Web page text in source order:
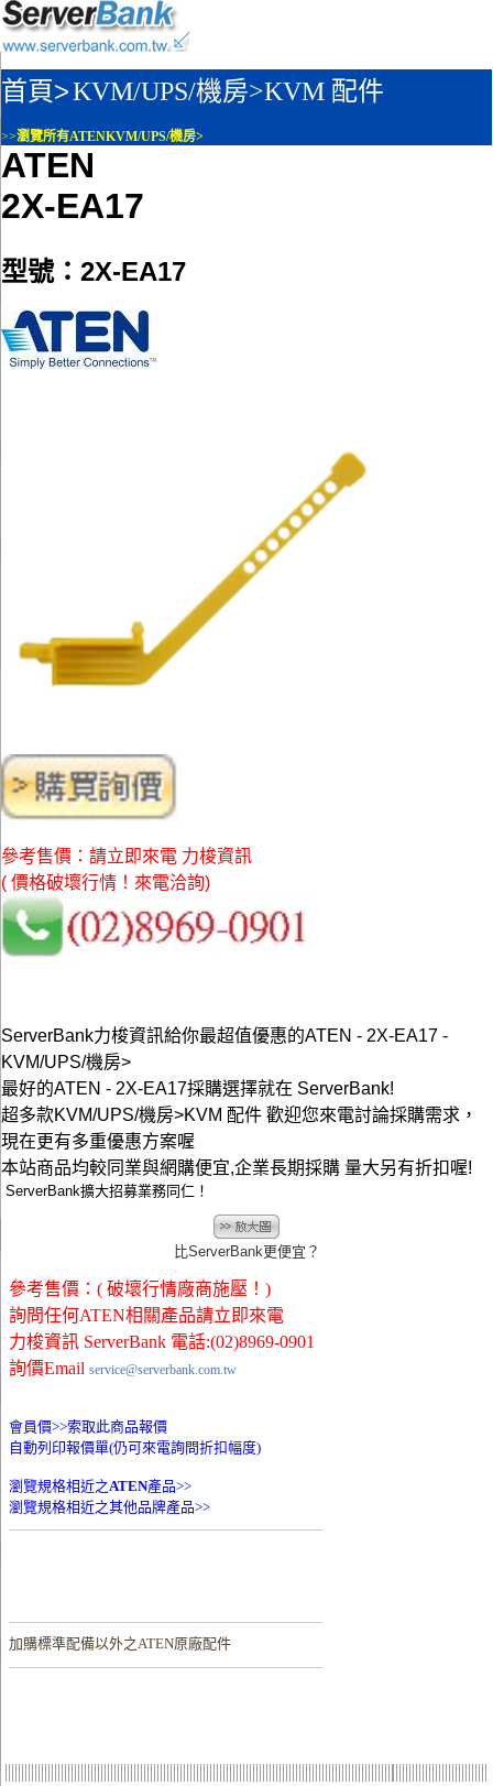
首頁>KVM/UPS/機房>KVM 配件
>>瀏覽所有ATENKVM/UPS/機房>
ATEN
2X-EA17
型號：2X-EA17
參考售價：請立即來電 力梭資訊
( 價格破壞行情！來電洽詢)
ServerBank力梭資訊給你最超值優惠的ATEN - 2X-EA17 -
KVM/UPS/機房>
最好的ATEN - 2X-EA17採購選擇就在 ServerBank!
超多款KVM/UPS/機房>KVM 配件 歡迎您來電討論採購需求，
現在更有多重優惠方案喔
本站商品均較同業與網購便宜,企業長期採購 量大另有折扣喔!
ServerBank擴大招募業務同仁！
比ServerBank更便宜？
參考售價：( 破壞行情廠商施壓！)
詢問任何ATEN相關產品請立即來電
力梭資訊 ServerBank 電話:(02)8969-0901
詢價Email service@serverbank.com.tw
會員價>>索取此商品報價
自動列印報價單(仍可來電詢問折扣幅度)
瀏覽規格相近之ATEN產品>>
瀏覽規格相近之其他品牌產品>>
加購標準配備以外之ATEN原廠配件